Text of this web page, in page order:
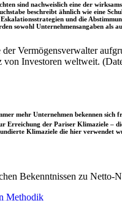
sind nachweislich eine der
beschreibt ähnlich wie eine
und die
sowohl Unternehmensangaben als
Vermögensverwalter
von Investoren weltweit.
mehr Unternehmen bekennen sich
Erreichung der Pariser Klimaziele –
Klimaziele die hier verwendet
Bekenntnissen zu Netto-
Methodik